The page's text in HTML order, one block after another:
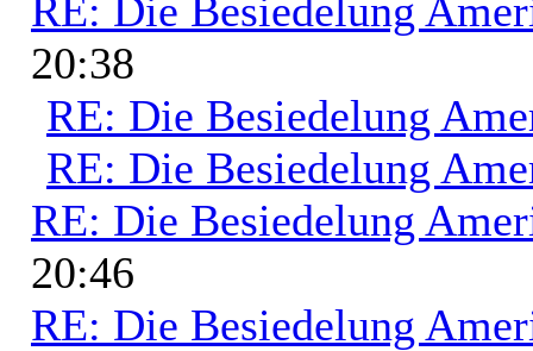
RE: Die Besiedelung
20:38
RE: Die Besiedelung
RE: Die Besiedelung
RE: Die Besiedelung
20:46
RE: Die Besiedelung